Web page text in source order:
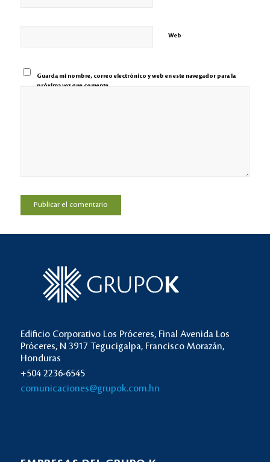
Web
Guarda mi nombre, correo electrónico y web en este navegador para la
próxima vez que comente.
Edificio Corporativo Los Próceres, Final Avenida Los
Próceres, N 3917 Tegucigalpa, Francisco Morazán,
Honduras
+504 2236-6545
comunicaciones@grupok.com.hn